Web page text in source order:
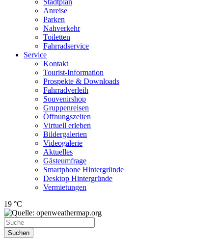
Stadtplan
Anreise
Parken
Nahverkehr
Toiletten
Fahrradservice
Service
Kontakt
Tourist-Information
Prospekte & Downloads
Fahrradverleih
Souvenirshop
Gruppenreisen
Öffnungszeiten
Virtuell erleben
Bildergalerien
Videogalerie
Aktuelles
Gästeumfrage
Smartphone Hintergründe
Desktop Hintergründe
Vermietungen
19 °C
Suchen